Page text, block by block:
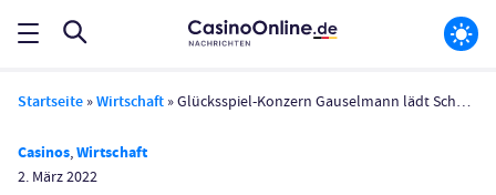
Startseite »Wirtschaft »Glücksspiel-Konzern Gauselmann lädt Schüler zu Wirtschafts­projekt ein
Casinos,Wirtschaft
2. März 2022